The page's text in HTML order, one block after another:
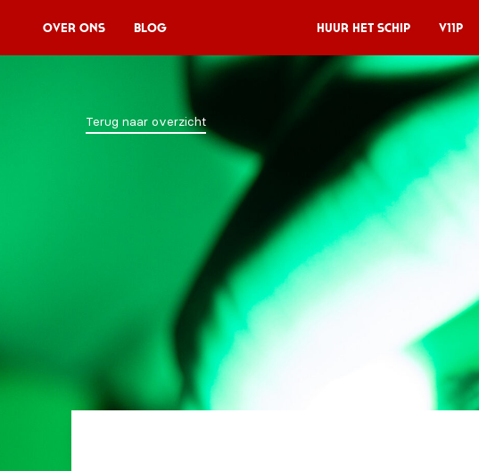
Over Ons Blog Huur het schip V11P
Huur het schipTerug naar overzicht